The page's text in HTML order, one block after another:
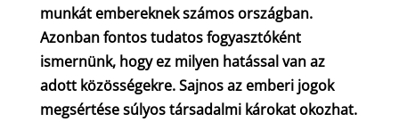
munkát embereknek számos országban.
Azonban fontos tudatos fogyasztóként
ismernünk, hogy ez milyen hatással van az
adott közösségekre. Sajnos az emberi jogok
megsértése súlyos társadalmi károkat okozhat.